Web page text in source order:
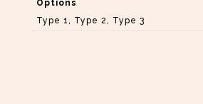
Options
Type 1, Type 2, Type 3